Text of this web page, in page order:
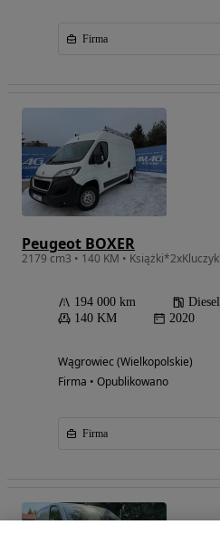
Firma
Peugeot BOXER
194 000 km Diesel
140 KM
2020
Wągrowiec (Wielkopolskie)
Firma • Opublikowano
Firma